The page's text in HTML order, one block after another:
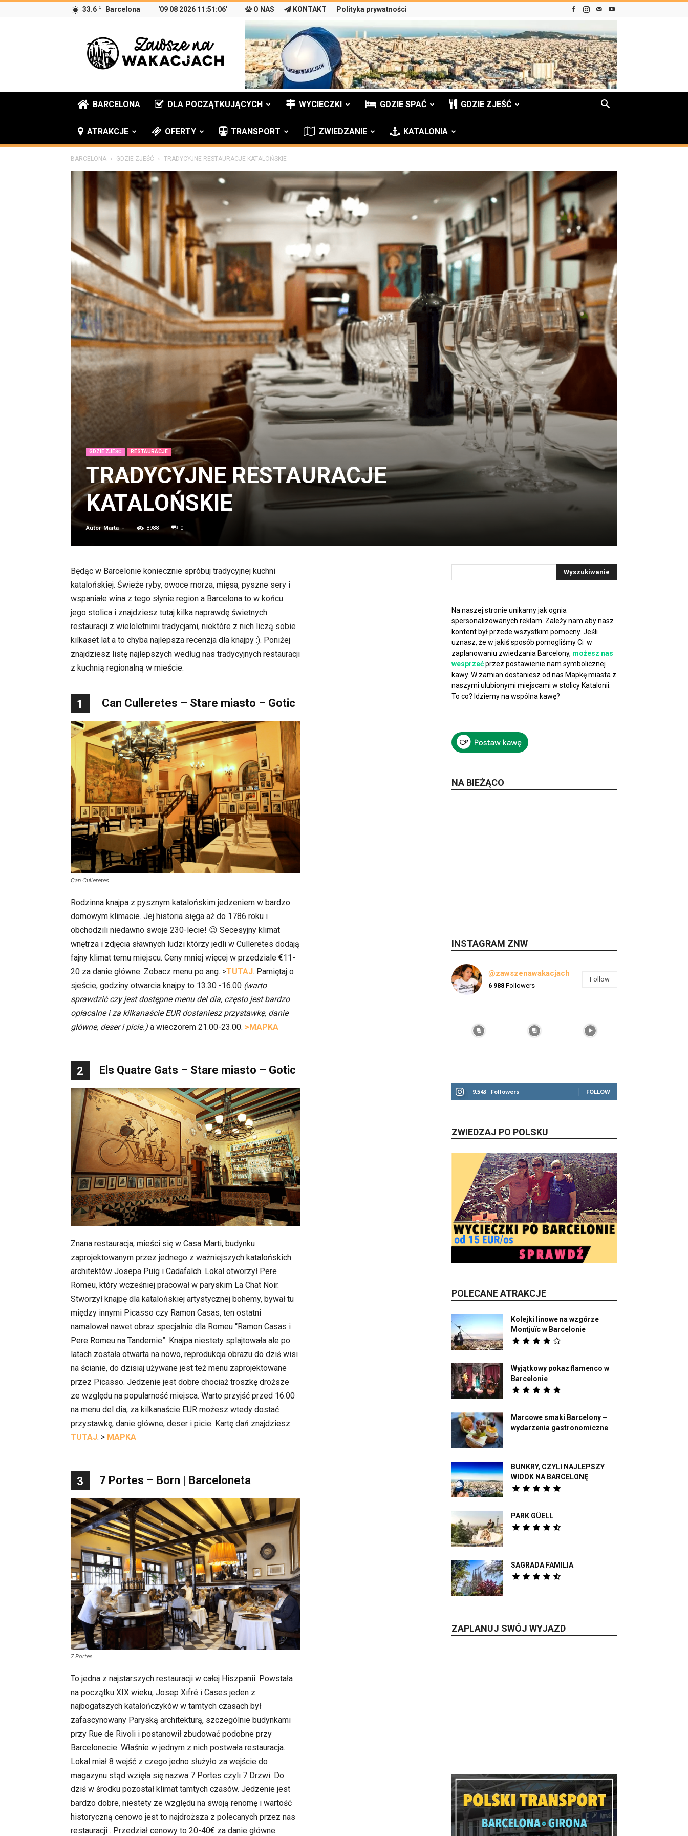
33.6 C Barcelona '09 08 2026 11:51:06' O NAS KONTAKT Polityka prywatności
Zawsze
na
wakacjach
BARCELONA DLA POCZĄTKUJĄCYCH WYCIECZKI GDZIE SPAĆ GDZIE ZJEŚĆ
ATRAKCJE OFERTY TRANSPORT ZWIEDZANIE KATALONIA
BARCELONA GDZIE ZJEŚĆ TRADYCYJNE RESTAURACJE KATALOŃSKIE
GDZIE ZJEŚĆ RESTAURACJE
TRADYCYJNE RESTAURACJE
KATALOŃSKIE
Autor Marta - 8988 0
Będąc w Barcelonie koniecznie spróbuj tradycyjnej kuchni
katalońskiej. Świeże ryby, owoce morza, mięsa, pyszne sery i
wspaniałe wina z tego słynie region a Barcelona to w końcu
jego stolica i znajdziesz tutaj kilka naprawdę świetnych
restauracji z wieloletnimi tradycjami, niektóre z nich liczą sobie
kilkaset lat a to chyba najlepsza recenzja dla knajpy :). Poniżej
znajdziesz listę najlepszych według nas tradycyjnych restauracji
z kuchnią regionalną w mieście.
1 Can Culleretes – Stare miasto – Gotic
Can Culleretes
Rodzinna knajpa z pysznym katalońskim jedzeniem w bardzo
domowym klimacie. Jej historia sięga aż do 1786 roku i
obchodzili niedawno swoje 230-lecie! 😉 Secesyjny klimat
wnętrza i zdjęcia sławnych ludzi którzy jedli w Culleretes dodają
fajny klimat temu miejscu. Ceny mniej więcej w przedziale €11-
20 za danie główne. Zobacz menu po ang. >TUTAJ. Pamiętaj o
sjeście, godziny otwarcia knajpy to 13.30 -16.00 (warto
sprawdzić czy jest dostępne menu del dia, często jest bardzo
opłacalne i za kilkanaście EUR dostaniesz przystawkę, danie
główne, deser i picie.) a wieczorem 21.00-23.00. >MAPKA
2 Els Quatre Gats – Stare miasto – Gotic
Znana restauracja, mieści się w Casa Marti, budynku
zaprojektowanym przez jednego z ważniejszych katalońskich
architektów Josepa Puig i Cadafalch. Lokal otworzył Pere
Romeu, który wcześniej pracował w paryskim La Chat Noir.
Stworzył knajpę dla katalońskiej artystycznej bohemy, bywał tu
między innymi Picasso czy Ramon Casas, ten ostatni
namalował nawet obraz specjalnie dla Romeu “Ramon Casas i
Pere Romeu na Tandemie”. Knajpa niestety splajtowała ale po
latach została otwarta na nowo, reprodukcja obrazu do dziś wisi
na ścianie, do dzisiaj używane jest też menu zaprojektowane
przez Picasso. Jedzenie jest dobre chociaż troszkę droższe
ze względu na popularność miejsca. Warto przyjść przed 16.00
na menu del dia, za kilkanaście EUR możesz wtedy dostać
przystawkę, danie główne, deser i picie. Kartę dań znajdziesz
TUTAJ. > MAPKA
3 7 Portes – Born | Barceloneta
7 Portes
To jedna z najstarszych restauracji w całej Hiszpanii. Powstała
na początku XIX wieku, Josep Xifré i Cases jeden z
najbogatszych katalończyków w tamtych czasach był
zafascynowany Paryską architekturą, szczególnie budynkami
przy Rue de Rivoli i postanowił zbudować podobne przy
Barcelonecie. Właśnie w jednym z nich postwała restauracja.
Lokal miał 8 wejść z czego jedno służyło za wejście do
magazynu stąd wzięła się nazwa 7 Portes czyli 7 Drzwi. Do
dziś w środku pozostał klimat tamtych czasów. Jedzenie jest
bardzo dobre, niestety ze względu na swoją renomę i wartość
historyczną cenowo jest to najdroższa z polecanych przez nas
restauracji . Przedział cenowy to 20-40€ za danie główne.
Na naszej stronie unikamy jak ognia
spersonalizowanych reklam. Zależy nam aby nasz
kontent był przede wszystkim pomocny. Jeśli
uznasz, że w jakiś sposób pomogliśmy Ci w
zaplanowaniu zwiedzania Barcelony, możesz nas
wesprzećprzez postawienie nam symbolicznej
kawy. W zamian dostaniesz od nas Mapkę miasta z
naszymi ulubionymi miejscami w stolicy Katalonii.
To co? Idziemy na wspólna kawę?
NA BIEŻĄCO
INSTAGRAM ZNW
@zawszenawakacjach
6 988 Followers
Follow
9,543 Followers FOLLOW
ZWIEDZAJ PO POLSKU
POLECANE ATRAKCJE
Kolejki linowe na wzgórze
Montjuïc w Barcelonie
Wyjątkowy pokaz flamenco w
Barcelonie
Marcowe smaki Barcelony –
wydarzenia gastronomiczne
BUNKRY, CZYLI NAJLEPSZY
WIDOK NA BARCELONĘ
PARK GÜELL
SAGRADA FAMILIA
ZAPLANUJ SWÓJ WYJAZD